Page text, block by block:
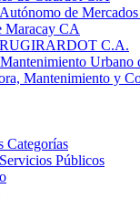
de
Maracay CA
C.A.
Mantenimiento y
Categorías
Públicos